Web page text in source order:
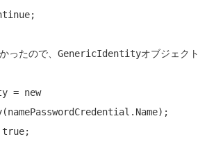
;
ったので、GenericIdentityオブジェクト
=
new
true;